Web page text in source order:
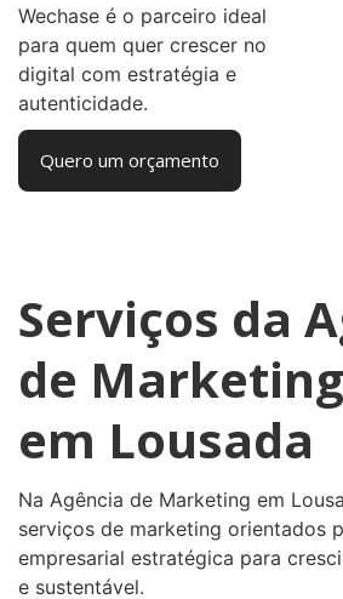
Wechase é o parceiro ideal
para quem quer crescer no
digital com estratégia e
autenticidade.
Quero um orçamento
Serviços da
de
em Lousada
Na Agência de Marketing em
serviços de marketing orientados
empresarial estratégica para
e sustentável.